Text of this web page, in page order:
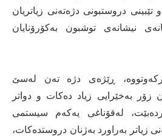
تێبینی دروستبونی دژەتەنی زیاتریان
نیشانەی توشبون بەكۆرۆنایان
ڕێژەی دژە تەن لەسێ
بەخێرایی زیاد دەكات و دواتر
لەقۆناغی یەكەم سیستمی
زیاتر بەراورد بەژنان دروستدەكات،